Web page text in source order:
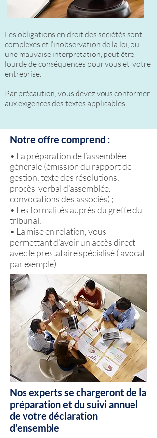
Les obligations en droit des sociétés sont
complexes et l’inobservation de la loi, ou
une mauvaise interprétation, peut être
lourde de conséquences pour vous et votre
entreprise.
Par précaution, vous devez vous conformer
aux exigences des textes applicables.
Notre offre comprend :
• La préparation de l’assemblée
générale (émission du rapport de
gestion, texte des résolutions,
procès-verbal d’assemblée,
convocations des associés) ;
• Les formalités auprès du greffe du
tribunal.
• La mise en relation, vous
permettant d’avoir un accès direct
avec le prestataire spécialisé ( avocat
par exemple)
Nos experts se chargeront de la
préparation et du suivi annuel
de votre déclaration
d’ensemble